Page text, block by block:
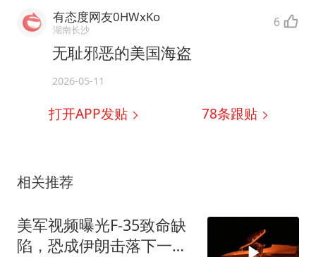
有态度网友0HWxKo
湖南长沙 6
无耻邪恶的美国海盗
2026-05-11
打开APP发贴 78条跟贴
相关推荐
美军视频曝光F-35致命缺
陷，恐成伊朗击落下一战